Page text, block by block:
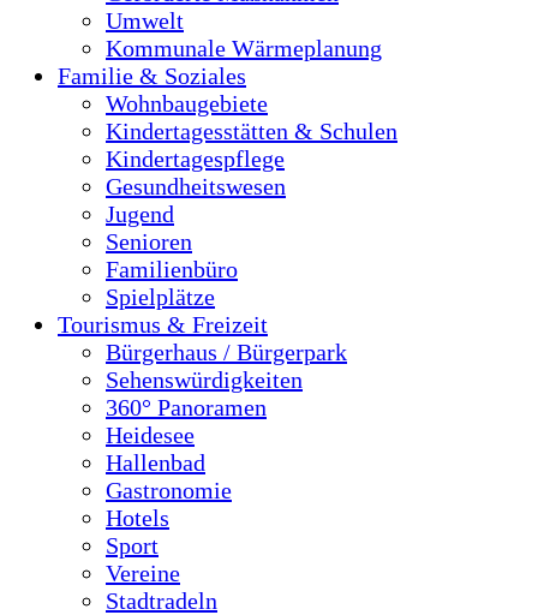
Umwelt
Kommunale Wärmeplanung
Familie & Soziales
Wohnbaugebiete
Kindertagesstätten & Schulen
Kindertagespflege
Gesundheitswesen
Jugend
Senioren
Familienbüro
Spielplätze
Tourismus & Freizeit
Bürgerhaus / Bürgerpark
Sehenswürdigkeiten
360° Panoramen
Heidesee
Hallenbad
Gastronomie
Hotels
Sport
Vereine
Stadtradeln